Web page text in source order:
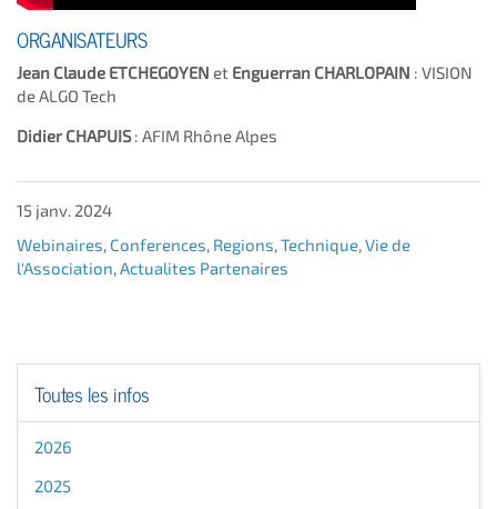
ORGANISATEURS
Jean Claude ETCHEGOYEN et Enguerran CHARLOPAIN : VISION
de ALGO Tech
Didier CHAPUIS: AFIM Rhône Alpes
15 janv. 2024
Webinaires Conferences Regions Technique Vie de
l'Association Actualites Partenaires
Toutes les infos
2026
2025